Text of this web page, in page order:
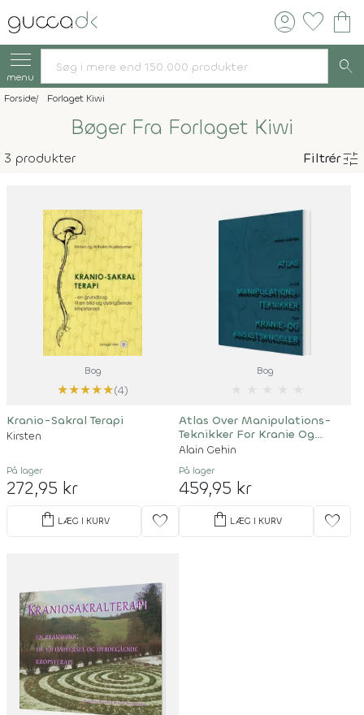
account_circle favorite shopping_bag
menu search
Forside Forlaget Kiwi
Bøger Fra Forlaget Kiwi
3 produkter Filtrértune
Bog
★★★★★(4)
Kranio-Sakral Terapi
Kirsten
På lager
272,95 kr
shopping_bag LÆG I KURV favorite
Bog
Atlas Over Manipulations-
Teknikker For Kranie Og
Ansigtsknogler
Alain Gehin
På lager
459,95 kr
shopping_bag LÆG I KURV favorite